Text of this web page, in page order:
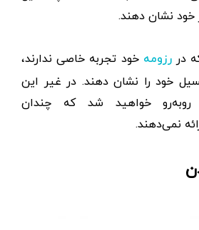
خود نشان دهند.
دررزومه خود تجربه خاصی ندارند،
خود را نشان دهند. در غیر این
روبه‌رو خواهید شد که چندان
نمی‌دهند.